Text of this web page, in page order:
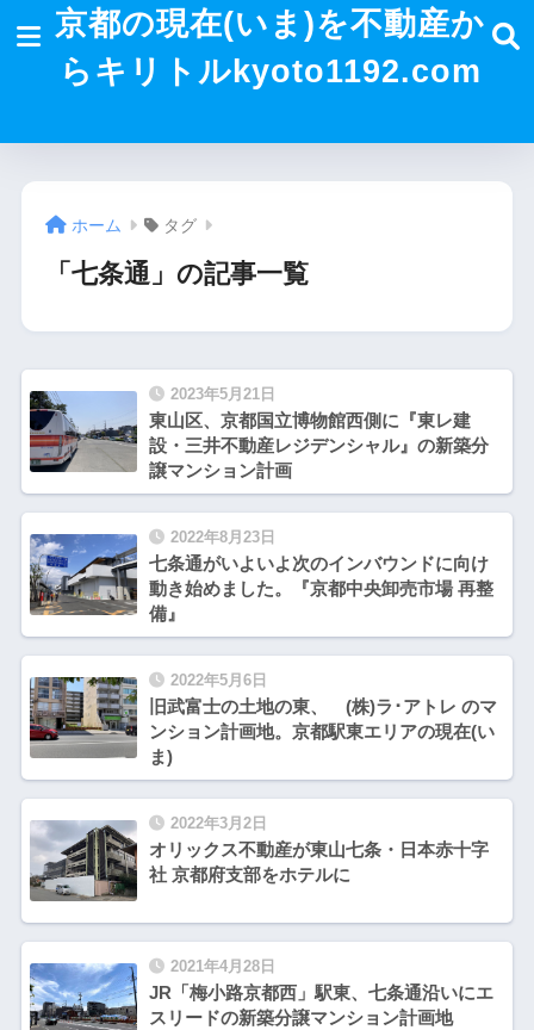
京都の現在(いま)を不動産か
らキリトルkyoto1192.com
ホーム タグ
「七条通」の記事一覧
2023年5月21日
東山区、京都国立博物館西側に『東レ建
設・三井不動産レジデンシャル』の新築分
譲マンション計画
2022年8月23日
七条通がいよいよ次のインバウンドに向け
動き始めました。『京都中央卸売市場 再整
備』
2022年5月6日
旧武富士の土地の東、 (株)ラ･アトレ のマ
ンション計画地。京都駅東エリアの現在(い
ま)
2022年3月2日
オリックス不動産が東山七条・日本赤十字
社 京都府支部をホテルに
2021年4月28日
JR「梅小路京都西」駅東、七条通沿いにエ
スリードの新築分譲マンション計画地